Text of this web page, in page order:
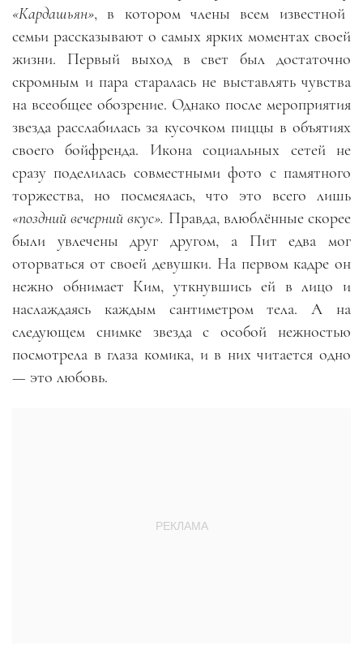
«Кардашьян», в котором члены всем известной
семьи рассказывают о самых ярких моментах своей
жизни. Первый выход в свет был достаточно
скромным и пара старалась не выставлять чувства
на всеобщее обозрение. Однако после мероприятия
звезда расслабилась за кусочком пиццы в объятиях
своего бойфренда. Икона социальных сетей не
сразу поделилась совместными фото с памятного
торжества, но посмеялась, что это всего лишь
«поздний вечерний вкус». Правда, влюблённые скорее
были увлечены друг другом, а Пит едва мог
оторваться от своей девушки. На первом кадре он
нежно обнимает Ким, уткнувшись ей в лицо и
наслаждаясь каждым сантиметром тела. А на
следующем снимке звезда с особой нежностью
посмотрела в глаза комика, и в них читается одно
— это любовь.